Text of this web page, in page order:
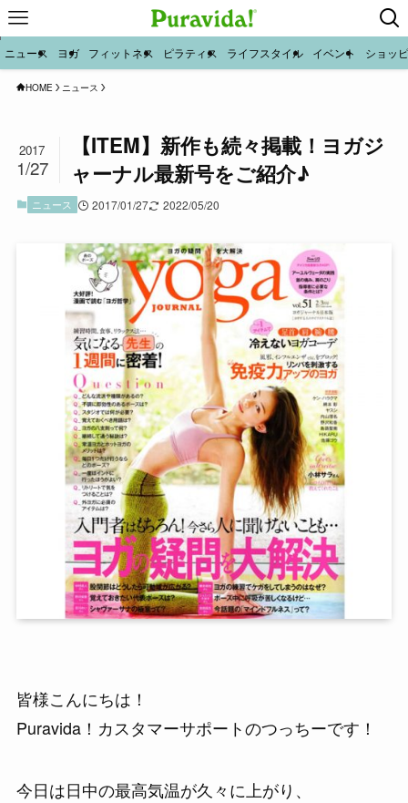
ニュース ヨガ フィットネス ピラティス ライフスタイル イベント ショッ
HOME ニュース
【ITEM】新作も続々掲載！ヨガジ
ャーナル最新号をご紹介♪
2017
1/27
ニュース 2017/01/27 2022/05/20
皆様こんにちは！
Puravida！カスタマーサポートのつっちーです！
今日は日中の最高気温が久々に上がり、